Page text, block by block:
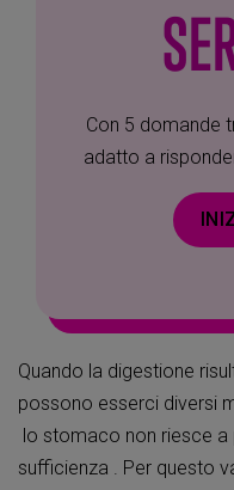
Con 5 domande
adatto a
Quando la digestione
possono esserci diversi
lo stomaco non riesce a
sufficienza . Per questo